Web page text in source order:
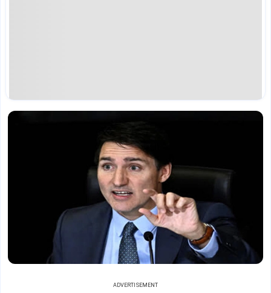
ADVERTISEMENT